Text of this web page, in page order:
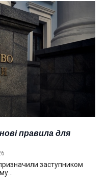
правила для
заступником